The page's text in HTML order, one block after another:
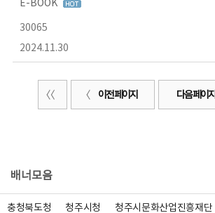
E-BOOK
30065
2024.11.30
이전 페이지 다음 페이지
배너모음
충청북도청 청주시청 청주시문화산업진흥재단